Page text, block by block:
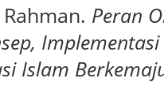
Peran
Islam